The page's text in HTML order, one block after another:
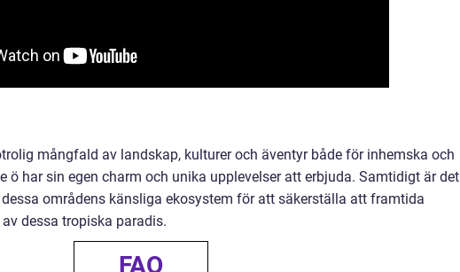
mångfald av landskap, kulturer och äventyr både för inhemska och
ö har sin egen charm och unika upplevelser att erbjuda. Samtidigt är det
områdens känsliga ekosystem för att säkerställa att framtida
dessa tropiska paradis.
FAQ